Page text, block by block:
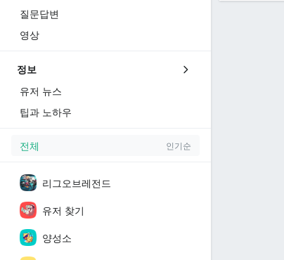
질문답변
영상
정보
유저 뉴스
팁과 노하우
전체 인기순
리그오브레전드
유저 찾기
양성소